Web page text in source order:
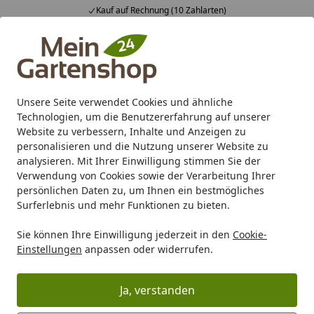
Unsere Seite verwendet Cookies und ähnliche
Technologien, um die Benutzererfahrung auf unserer
Website zu verbessern, Inhalte und Anzeigen zu
personalisieren und die Nutzung unserer Website zu
analysieren. Mit Ihrer Einwilligung stimmen Sie der
Verwendung von Cookies sowie der Verarbeitung Ihrer
persönlichen Daten zu, um Ihnen ein bestmögliches
Surferlebnis und mehr Funktionen zu bieten.
Sie können Ihre Einwilligung jederzeit in den Cookie-
Einstellungen anpassen oder widerrufen.
Ja, verstanden
Kauf auf Rechnung (10 Zahlarten)
Alle Produkte
Mein Konto
Suchen
Karibu Pools inkl. gratis Sandfilteranlage & Pool-
Starterset (Gesamtwert bis 468,99€)
Startseite
Gartenhaus Zubehör für Gartenhäuser Sonstiges
metallic